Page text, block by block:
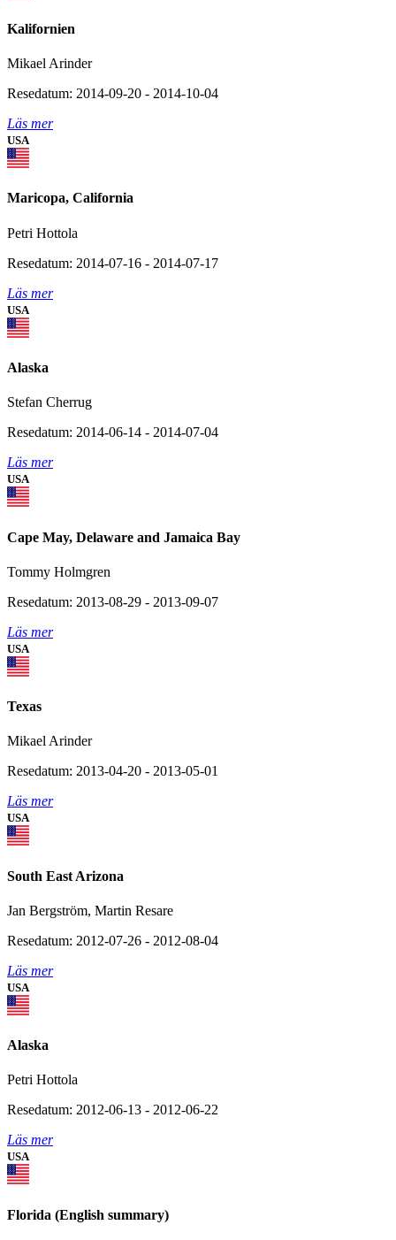
Kalifornien
Mikael Arinder
Resedatum: 2014-09-20 - 2014-10-04
Läs mer
USA
Maricopa, California
Petri Hottola
Resedatum: 2014-07-16 - 2014-07-17
Läs mer
USA
Alaska
Stefan Cherrug
Resedatum: 2014-06-14 - 2014-07-04
Läs mer
USA
Cape May, Delaware and Jamaica Bay
Tommy Holmgren
Resedatum: 2013-08-29 - 2013-09-07
Läs mer
USA
Texas
Mikael Arinder
Resedatum: 2013-04-20 - 2013-05-01
Läs mer
USA
South East Arizona
Jan Bergström, Martin Resare
Resedatum: 2012-07-26 - 2012-08-04
Läs mer
USA
Alaska
Petri Hottola
Resedatum: 2012-06-13 - 2012-06-22
Läs mer
USA
Florida (English summary)